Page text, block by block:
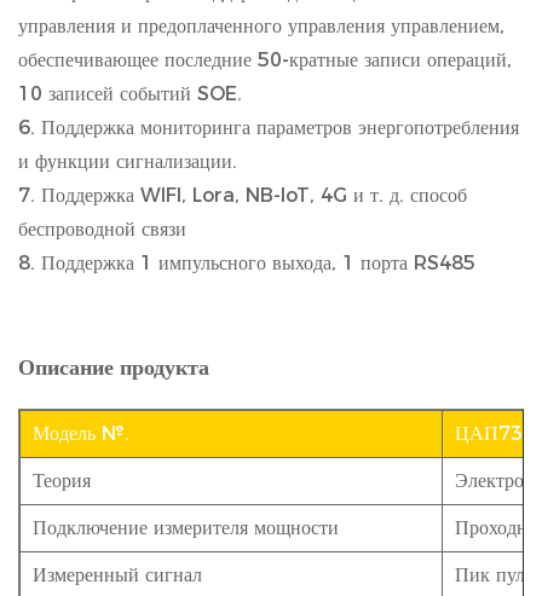
управления и предоплаченного управления управлением,
обеспечивающее последние 50-кратные записи операций,
10 записей событий SOE.
6. Поддержка мониторинга параметров энергопотребления
и функции сигнализации.
7. Поддержка WIFI, Lora, NB-IoT, 4G и т. д. способ
беспроводной связи
8. Поддержка 1 импульсного выхода, 1 порта RS485
Описание продукта
Модель №.
Теория
Подключение измерителя мощности
Измеренный сигнал Пик